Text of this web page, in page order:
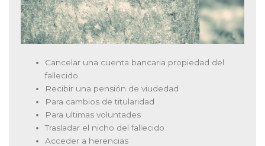
Cancelar una cuenta bancaria propiedad del
fallecido
Recibir una pensión de viudedad
Para cambios de titularidad
Para ultimas voluntades
Trasladar el nicho del fallecido
Acceder a herencias